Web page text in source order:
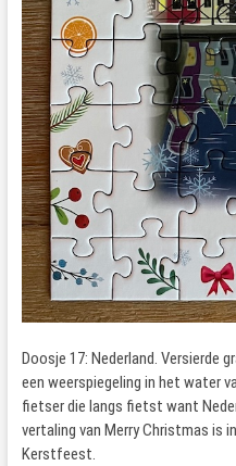
Doosje 17: Nederland. Versierde
een weerspiegeling in het water
fietser die langs fietst want
vertaling van Merry Christmas is
Kerstfeest.